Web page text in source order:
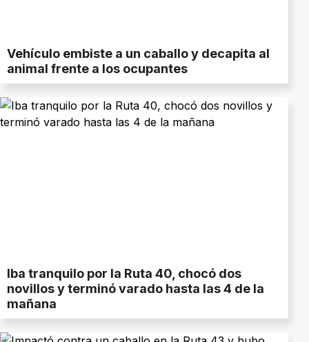
Vehículo embiste a un caballo y decapita al
animal frente a los ocupantes
Iba tranquilo por la Ruta 40, chocó dos
novillos y terminó varado hasta las 4 de la
mañana